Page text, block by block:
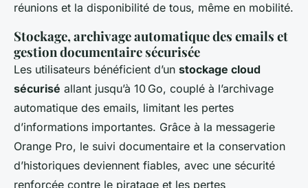
réunions et la disponibilité de tous, même en mobilité.
Stockage, archivage automatique des emails et
gestion documentaire sécurisée
Les utilisateurs bénéficient d’un stockage cloud
sécurisé allant jusqu’à 10 Go, couplé à l’archivage
automatique des emails, limitant les pertes
d’informations importantes. Grâce à la messagerie
Orange Pro, le suivi documentaire et la conservation
d’historiques deviennent fiables, avec une sécurité
renforcée contre le piratage et les pertes